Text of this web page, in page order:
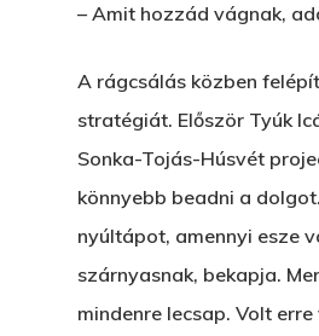
– Amit hozzád vágnak,
A rágcsálás közben
stratégiát. Először Tyúk
Sonka-Tojás-Húsvét
könnyebb beadni a
nyúltápot, amennyi esze
szárnyasnak, bekapja.
mindenre lecsap. Volt